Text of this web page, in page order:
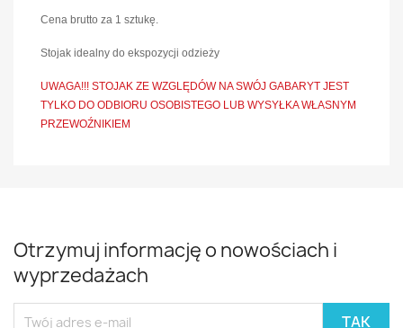
Cena brutto za 1 sztukę.
Stojak idealny do ekspozycji odzieży
UWAGA!!! STOJAK ZE WZGLĘDÓW NA SWÓJ GABARYT JEST
TYLKO DO ODBIORU OSOBISTEGO LUB WYSYŁKA WŁASNYM
PRZEWOŹNIKIEM
Otrzymuj informację o nowościach i
wyprzedażach